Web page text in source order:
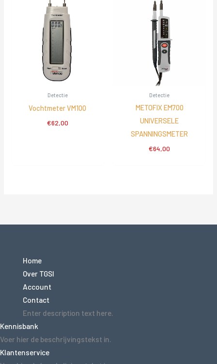
Detectie
Vochtmeter VM100
€62,00
Detectie
METOFIX EM700
UNIVERSELE
SPANNINGSMETER
€64,00
Home
Over TGSI
Account
Contact
Enter description text here.
Kennisbank
Voer hier de beschrijvingstekst in.
Klantenservice